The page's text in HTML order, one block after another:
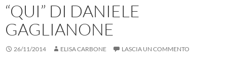
“QUI” DI DANIELE
GAGLIANONE
26/11/2014 ELISA CARBONE LASCIA UN COMMENTO